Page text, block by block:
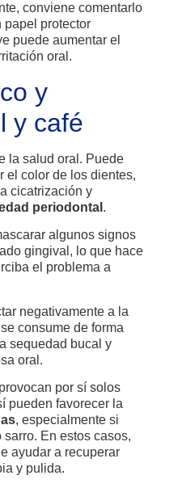
conviene comentarlo
papel protector
puede aumentar el
oral.
y
y café
la salud oral. Puede
el color de los dientes,
cicatrización y
periodontal .
algunos signos
gingival, lo que hace
el problema a
negativamente a la
consume de forma
sequedad bucal y
oral.
por sí solos
pueden favorecer la
, especialmente si
En estos casos,
ayudar a recuperar
y pulida.